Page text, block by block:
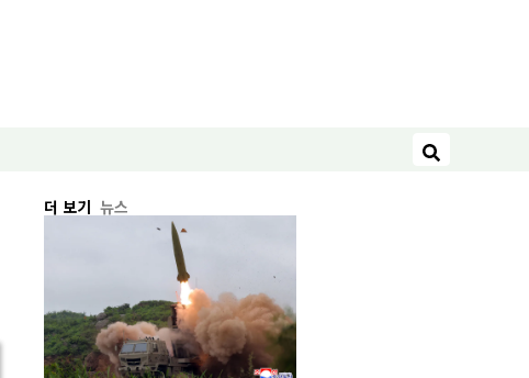
검색
더 보기 뉴스